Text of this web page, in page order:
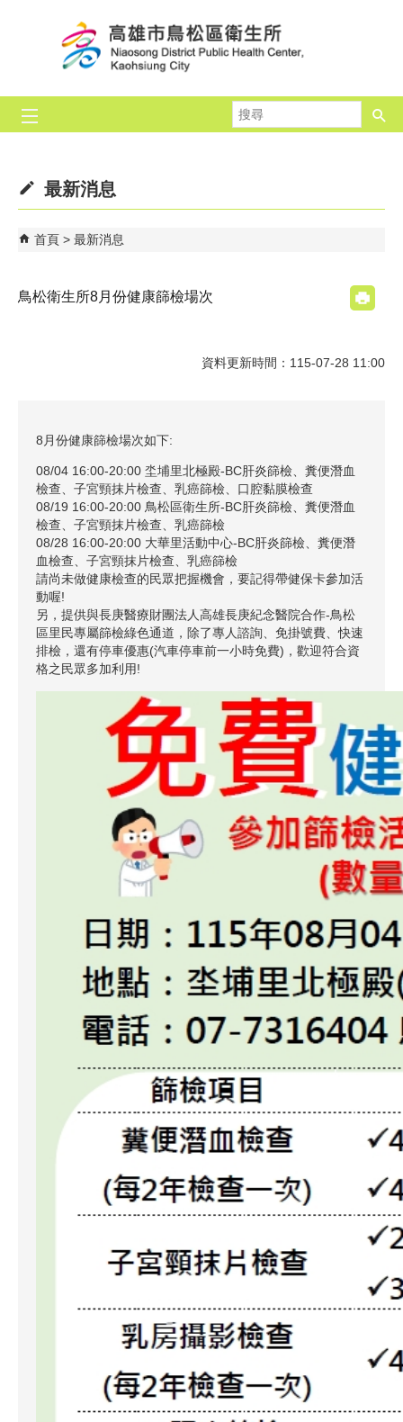
尋
最新消息
首頁 最新消息
鳥松衛生所8月份健康篩檢場次
資料更新時間：115-07-28 11:00
8月份健康篩檢場次如下:
08/04 16:00-20:00 坔埔里北極殿-BC肝炎篩檢、糞便潛血
檢查、子宮頸抹片檢查、乳癌篩檢、口腔黏膜檢查
08/19 16:00-20:00 鳥松區衛生所-BC肝炎篩檢、糞便潛血
檢查、子宮頸抹片檢查、乳癌篩檢
08/28 16:00-20:00 大華里活動中心-BC肝炎篩檢、糞便潛
血檢查、子宮頸抹片檢查、乳癌篩檢
請尚未做健康檢查的民眾把握機會，要記得帶健保卡參加活
動喔!
另，提供與長庚醫療財團法人高雄長庚紀念醫院合作-鳥松
區里民專屬篩檢綠色通道，除了專人諮詢、免掛號費、快速
排檢，還有停車優惠(汽車停車前一小時免費)，歡迎符合資
格之民眾多加利用!